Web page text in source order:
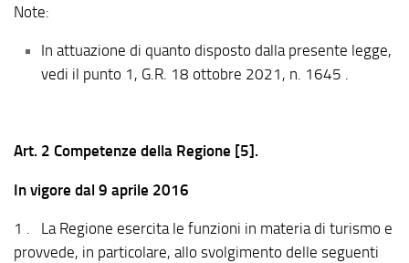
Note:
In attuazione di quanto disposto dalla presente legge,
vedi il punto 1, G.R. 18 ottobre 2021, n. 1645 .
Art. 2 Competenze della Regione [5].
In vigore dal 9 aprile 2016
1 . La Regione esercita le funzioni in materia di turismo e
provvede, in particolare, allo svolgimento delle seguenti